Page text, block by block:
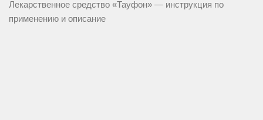
Лекарственное средство «Тауфон» — инструкция по
применению и описание